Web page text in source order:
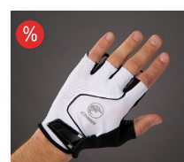
10% reduziert